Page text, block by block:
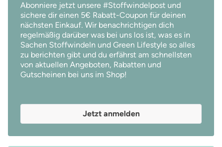
für einen bewussten Familienalltag
Abonniere jetzt unsere #Stoffwindelpost und
sichere dir einen 5€ Rabatt-Coupon für deinen
nächsten Einkauf. Wir benachrichtigen dich
regelmäßig darüber was bei uns los ist, was es in
Sachen Stoffwindeln und Green Lifestyle so alles
zu berichten gibt und du erfährst am schnellsten
von aktuellen Angeboten, Rabatten und
Gutscheinen bei uns im Shop!
Jetzt anmelden